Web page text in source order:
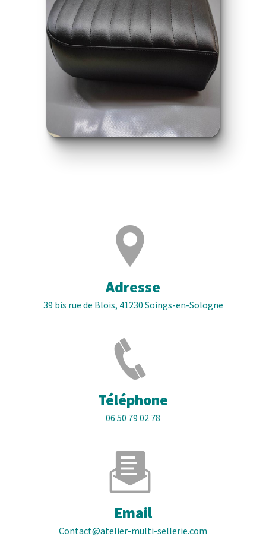
Adresse
39 bis rue de Blois, 41230 Soings-en-Sologne
Téléphone
06 50 79 02 78
Email
contact@atelier-multi-sellerie.com